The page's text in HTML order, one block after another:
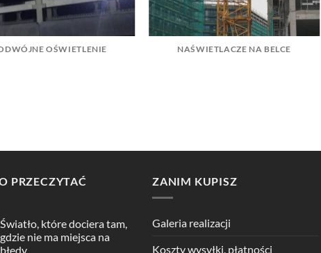
OŚWIETLENIE NAŚWIETLACZE NA BELCE
PRZECZYTAĆ
Światło, które dociera tam,
gdzie nie ma miejsca na
błędy
ZANIM KUPISZ
Galeria realizacji
Koszty wysyłki, płatności